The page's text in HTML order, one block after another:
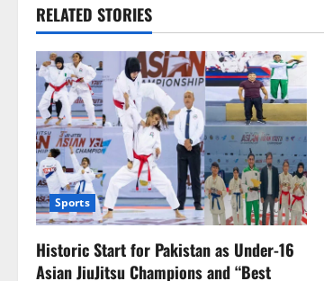
t
n
a
v
i
g
a
RELATED STORIES
Sports
Historic Start for Pakistan as Under-16
Asian JiuJitsu Champions and “Best